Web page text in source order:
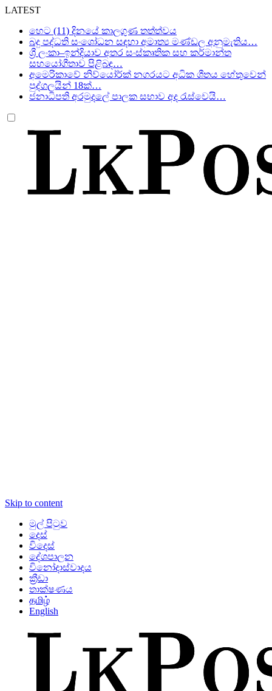
LATEST
හෙට (11) දිනයේ කාලගුණ තත්ත්වය
බදු පද්ධති සංශෝධන සඳහා අමාත්‍ය මණ්ඩල අනුමැතිය…
ශ්‍රී ලංකා–ඉන්දියාව අතර සංස්කෘතික සහ කර්මාන්ත
සහයෝගීතාව පිළිබඳ…
අමෙරිකාවේ නිව්යෝර්ක් නගරයට අධික ශීතය හේතුවෙන්
පුද්ගලයින් 18ක්…
ජනාධිපති අරමුදලේ පාලක සභාව අද රැස්වෙයි…
Skip to content
මුල් පිටුව
දෙස්
විදෙස්
දේශපාලන
විනෝදාස්වාදය
ක්‍රීඩා
තාක්ෂණය
தமிழ்
English